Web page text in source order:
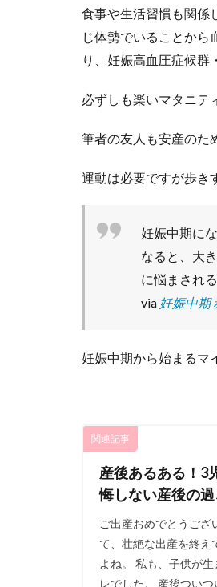
食事や生活習慣も関係
じ体勢でいることから
り、妊娠高血圧症候群
必ずしも楽いマタニテ
筆者の友人も安産のた
運動は必要ですが歩き
妊娠中期に
なると、大
に悩まされ
via 妊娠中期
妊娠中期から始まるマ
関連記事
産後あるある！3
悔しない産後の過
ご出産おめでとうござ
て、壮絶な出産を終え
よね。 私も、子供が
レでした。 産後つい